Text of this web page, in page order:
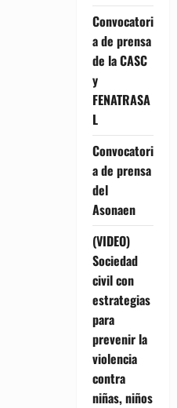
Convocatori
a de prensa
de la CASC
y
FENATRASA
L
Convocatori
a de prensa
del
Asonaen
(VIDEO)
Sociedad
civil con
estrategias
para
prevenir la
violencia
contra
niñas, niños